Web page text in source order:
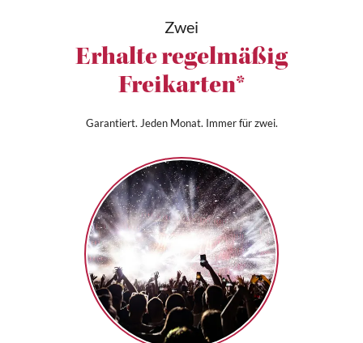
Zwei
Erhalte regelmäßig
Freikarten*
Garantiert. Jeden Monat. Immer für zwei.